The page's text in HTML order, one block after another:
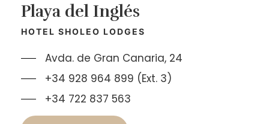
Playa del Inglés
HOTEL SHOLEO LODGES
Avda. de Gran Canaria, 24
+34 928 964 899 (Ext. 3)
+34 722 837 563